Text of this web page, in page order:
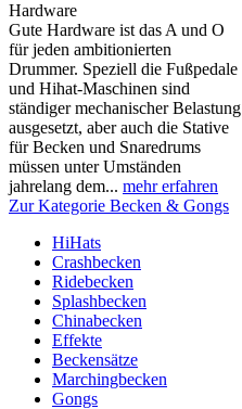
Hardware
Gute Hardware ist das A und O
für jeden ambitionierten
Drummer. Speziell die Fußpedale
und Hihat-Maschinen sind
ständiger mechanischer Belastung
ausgesetzt, aber auch die Stative
für Becken und Snaredrums
müssen unter Umständen
jahrelang dem... mehr erfahren
Zur Kategorie Becken & Gongs
HiHats
Crashbecken
Ridebecken
Splashbecken
Chinabecken
Effekte
Beckensätze
Marchingbecken
Gongs